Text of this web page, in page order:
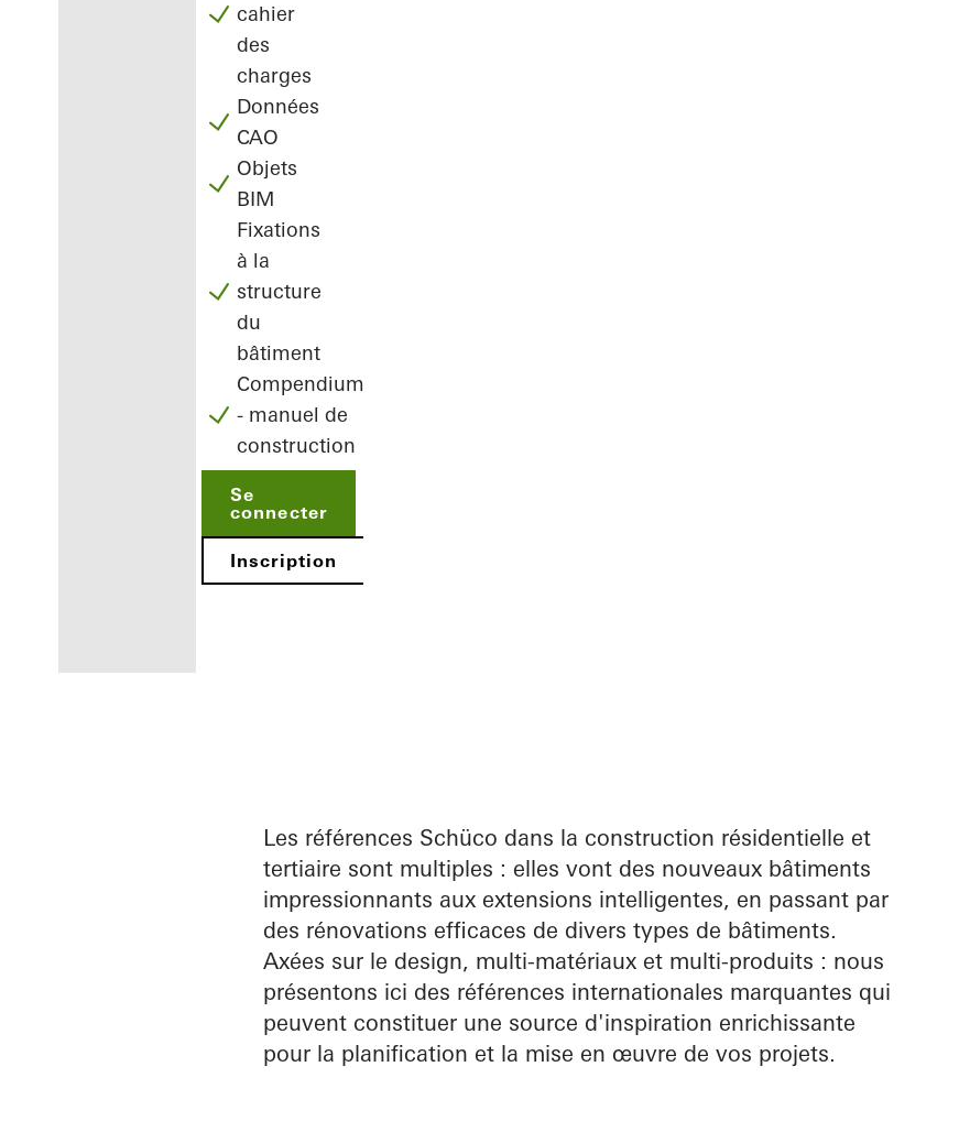
qu'architecte
cahier
des
charges
Données
CAO
Objets
BIM
Fixations
à la
structure
du
bâtiment
Compendium
- manuel de
construction
Se
connecter
Inscription
Les références Schüco dans la construction résidentielle et
tertiaire sont multiples : elles vont des nouveaux bâtiments
impressionnants aux extensions intelligentes, en passant par
des rénovations efficaces de divers types de bâtiments.
Axées sur le design, multi-matériaux et multi-produits : nous
présentons ici des références internationales marquantes qui
peuvent constituer une source d'inspiration enrichissante
pour la planification et la mise en œuvre de vos projets.